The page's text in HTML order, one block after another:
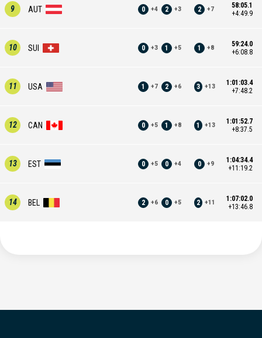
9 AUT 0 +4 2 +3 2 +7
58:05.1
+4:49.9
10 SUI 0 +3 1 +5 1 +8
59:24.0
+6:08.8
11 USA 1 +7 2 +6 3 +13
1:01:03.4
+7:48.2
12 CAN 0 +5 1 +8 1 +13
1:01:52.7
+8:37.5
13 EST 0 +5 0 +4 0 +9
1:04:34.4
+11:19.2
14 BEL 2 +6 0 +5 2 +11
1:07:02.0
+13:46.8